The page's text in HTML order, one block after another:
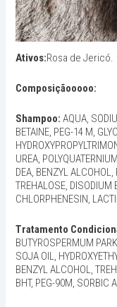
Ativos:Rosa de Jericó.
Composiçãooooo:
Shampoo: AQUA,
BETAINE, PEG-14 M,
UREA,
DEA, BENZYL
TREHALOSE, DISODIUM
CHLORPHENESIN,
Tratamento
BUTYROSPERMUM
SOJA OIL,
BENZYL ALCOHOL,
BHT, PEG-90M, SORBIC